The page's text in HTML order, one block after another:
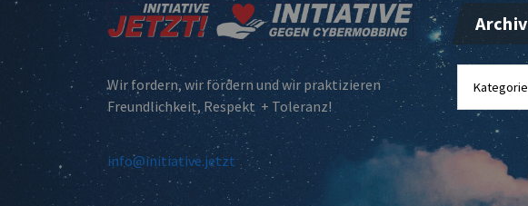
Wir fordern, wir fördern und wir praktizieren
Freundlichkeit, Respekt + Toleranz!
info@initiative.jetzt
Archiv